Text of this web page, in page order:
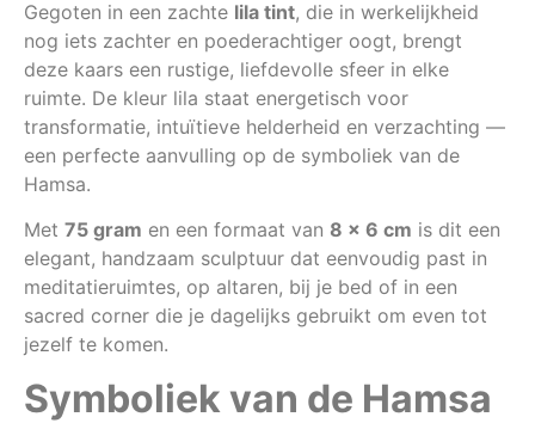
Gegoten in een zachte lila tint, die in werkelijkheid
nog iets zachter en poederachtiger oogt, brengt
deze kaars een rustige, liefdevolle sfeer in elke
ruimte. De kleur lila staat energetisch voor
transformatie, intuïtieve helderheid en verzachting —
een perfecte aanvulling op de symboliek van de
Hamsa.
Met 75 gram en een formaat van 8 × 6 cm is dit een
elegant, handzaam sculptuur dat eenvoudig past in
meditatieruimtes, op altaren, bij je bed of in een
sacred corner die je dagelijks gebruikt om even tot
jezelf te komen.
Symboliek van de Hamsa